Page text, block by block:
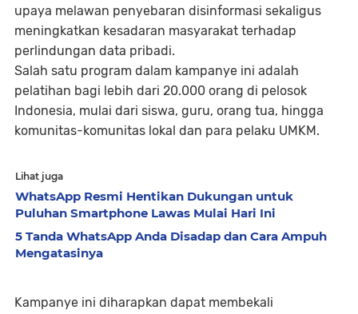
upaya melawan penyebaran disinformasi sekaligus
meningkatkan kesadaran masyarakat terhadap
perlindungan data pribadi.
Salah satu program dalam kampanye ini adalah
pelatihan bagi lebih dari 20.000 orang di pelosok
Indonesia, mulai dari siswa, guru, orang tua, hingga
komunitas-komunitas lokal dan para pelaku UMKM.
Lihat juga
WhatsApp Resmi Hentikan Dukungan untuk
Puluhan Smartphone Lawas Mulai Hari Ini
5 Tanda WhatsApp Anda Disadap dan Cara Ampuh
Mengatasinya
Kampanye ini diharapkan dapat membekali